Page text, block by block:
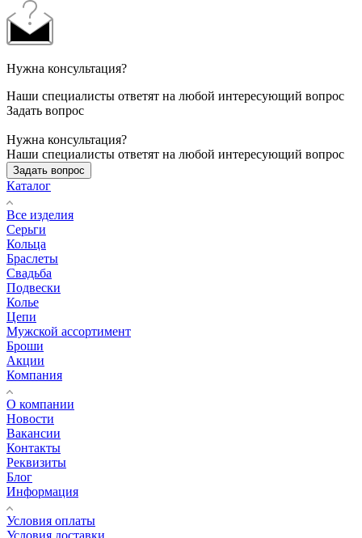
Нужна консультация?
Наши специалисты ответят на любой интересующий вопрос
Задать вопрос
Нужна консультация?
Наши специалисты ответят на любой интересующий вопрос
Задать вопрос
Каталог
Все изделия
Серьги
Кольца
Браслеты
Свадьба
Подвески
Колье
Цепи
Мужской ассортимент
Броши
Акции
Компания
О компании
Новости
Вакансии
Контакты
Реквизиты
Блог
Информация
Условия оплаты
Условия доставки